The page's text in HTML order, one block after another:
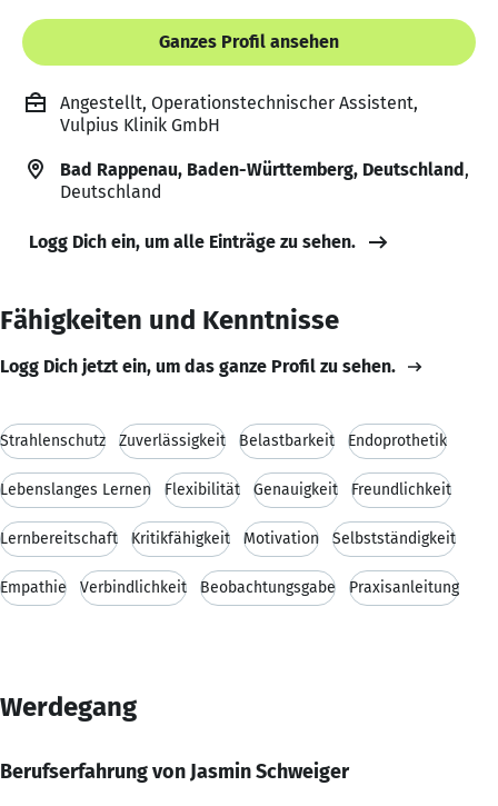
Ganzes Profil ansehen
Angestellt, Operationstechnischer Assistent,
Vulpius Klinik GmbH
Bad Rappenau, Baden-Württemberg, Deutschland,
Deutschland
Logg Dich ein, um alle Einträge zu sehen.
Fähigkeiten und Kenntnisse
Logg Dich jetzt ein, um das ganze Profil zu sehen.
Strahlenschutz Zuverlässigkeit Belastbarkeit Endoprothetik
Lebenslanges Lernen Flexibilität Genauigkeit Freundlichkeit
Lernbereitschaft Kritikfähigkeit Motivation Selbstständigkeit
Empathie Verbindlichkeit Beobachtungsgabe Praxisanleitung
Werdegang
Berufserfahrung von Jasmin Schweiger